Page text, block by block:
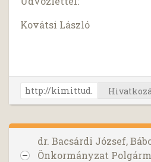
Kovátsi László
dr. Bacsárdi József,
Önkormányzat